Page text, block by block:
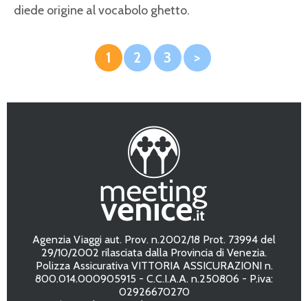
diede origine al vocabolo ghetto.
1 2 3 >
Agenzia Viaggi aut. Prov. n.2002/18 Prot. 73994 del
29/10/2002 rilasciata dalla Provincia di Venezia.
Polizza Assicurativa VITTORIA ASSICURAZIONI n.
800.014.000905915 - C.C.I.A.A. n.250806 - P.iva:
02926670270